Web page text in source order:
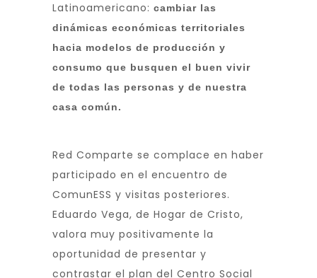
Latinoamericano: cambiar las
dinámicas económicas territoriales
hacia modelos de producción y
consumo que busquen el buen vivir
de todas las personas y de nuestra
casa común.
Red Comparte se complace en haber
participado en el encuentro de
ComunESS y visitas posteriores.
Eduardo Vega, de Hogar de Cristo,
valora muy positivamente la
oportunidad de presentar y
contrastar el plan del Centro Social